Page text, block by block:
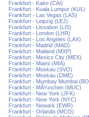
Frankfurt - Kairo (CAI)
Frankfurt - Kuala Lumpur (KUL)
Frankfurt - Las Vegas (LAS)
Frankfurt - Leipzig (LEJ)
Frankfurt - Lissabon (LIS)
Frankfurt - London (LHR)
Frankfurt - Los Angeles (LAX)
Frankfurt - Madrid (MAD)
Frankfurt - Mailand (MXP)
Frankfurt - Mexico City (MEX)
Frankfurt - Miami (MIA)
Frankfurt - Moskau (SVO)
Frankfurt - Moskau (DME)
Frankfurt - Mumbay Mumbai
Frankfurt - MÃ¼nchen (MUC)
Frankfurt - New York (JFK)
Frankfurt - New York (NYC)
Frankfurt - Newark (EWR)
Frankfurt - Orlando (MCO)